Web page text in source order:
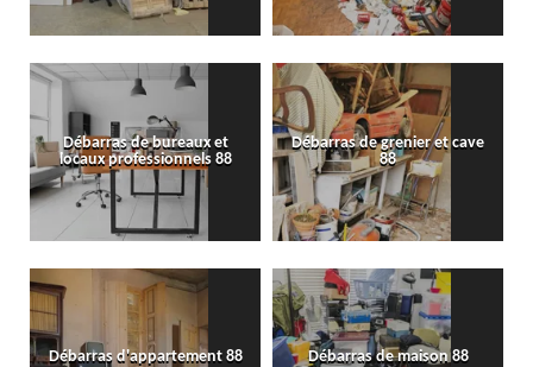
Débarras de bureaux et
locaux professionnels 88
Débarras de grenier et cave
88
Débarras d'appartement 88 Débarras de maison 88